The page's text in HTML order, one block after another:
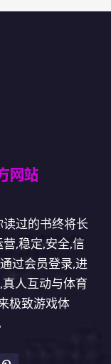
过的书终将长
,稳定,安全,信
过会员登录,进
人互动与体育
极致游戏体